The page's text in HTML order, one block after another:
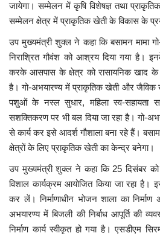
जायेगा। सम्मेलन में कृषि विशेषज्ञ तथा
सम्मेलन क्षेत्र में प्राकृतिक खेती के विकास के
उप मुख्यमंत्री शुक्ल ने कहा कि बसामन मामा
निराश्रित गौवंश को आश्रय दिया गया है।
करके आसपास के क्षेत्र को रासायनिक खाद के
है। गो-अभयारण्य में प्राकृतिक खेती और जैविक
पशुओं के नस्ल सुधार, महिला स्व-सहायता
सशक्तिकरण पर भी बल दिया जा रहा है। गो-
से कार्य कर इसे आदर्श गौशाला बना रहे हैं।
क्षेत्रों के लिए प्राकृतिक खेती का केन्द्र बनेगा।
उप मुख्यमंत्री शुक्ल ने कहा कि 25 दिसंबर
विशाल कार्यक्रम आयोजित किया जा रहा है।
कर लें। निर्माणाधीन भोजन शाला का
अभयारण्य में बिजली की निर्बाध आपूर्ति की
निर्माण कार्य स्वीकृत हो गया है। एसडीएम